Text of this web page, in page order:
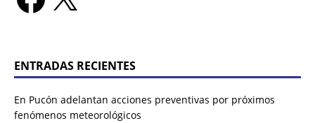
ENTRADAS RECIENTES
En Pucón adelantan acciones preventivas por próximos
fenómenos meteorológicos